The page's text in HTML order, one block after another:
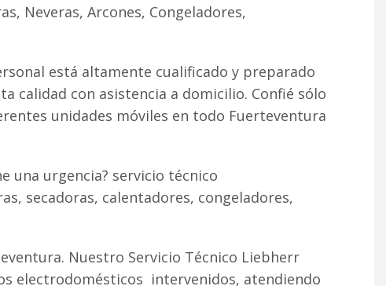
Neveras, Arcones, Congeladores,
está altamente cualificado y preparado
calidad con asistencia a domicilio. Confié sólo
unidades móviles en todo Fuerteventura
una urgencia? servicio técnico
secadoras, calentadores, congeladores,
Nuestro Servicio Técnico Liebherr
electrodomésticos intervenidos, atendiendo